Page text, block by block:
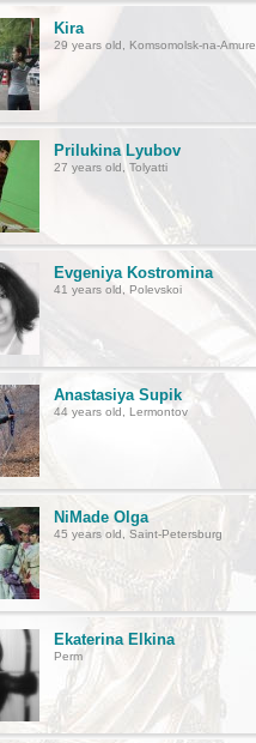
Kira
29 years old, Komsomolsk-na-Amure
Prilukina Lyubov
27 years old, Tolyatti
Evgeniya Kostromina
41 years old, Polevskoi
Anastasiya Supik
44 years old, Lermontov
NiMade Olga
45 years old, Saint-Petersburg
Ekaterina Elkina
Perm